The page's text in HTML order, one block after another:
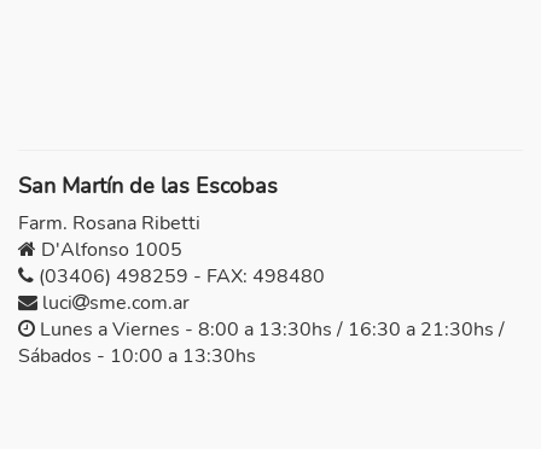
San Martín de las Escobas
Farm. Rosana Ribetti
D'Alfonso 1005
(03406) 498259 - FAX: 498480
luci
sme.com.ar
Lunes a Viernes - 8:00 a 13:30hs / 16:30 a 21:30hs /
Sábados - 10:00 a 13:30hs